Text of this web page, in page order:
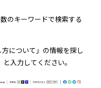
のキーワードで検索する
について」の情報を探し
入力してください。